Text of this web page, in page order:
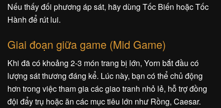
Nếu thấy đối phương áp sát, hãy dùng Tốc Biến hoặc Tốc
Hành để rút lui.
Giai đoạn giữa game (Mid Game)
Khi đã có khoảng 2-3 món trang bị lớn, Yorn bắt đầu có
lượng sát thương đáng kể. Lúc này, bạn có thể chủ động
hơn trong việc tham gia các giao tranh nhỏ lẻ, hỗ trợ đồng
đội đẩy trụ hoặc ăn các mục tiêu lớn như Rồng, Caesar.